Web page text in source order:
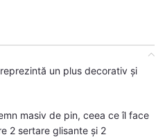
un plus decorativ și
masiv de pin, ceea ce îl face
2 sertare glisante și 2